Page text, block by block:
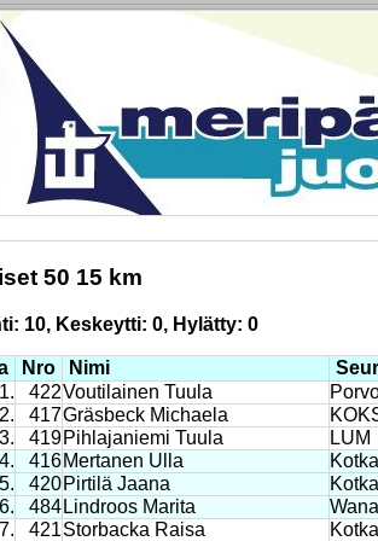
50 15 km
10, Keskeytti: 0, Hylätty: 0
Nro Nimi
1.
422Voutilainen Tuula
2.
417Gräsbeck Michaela
3.
419Pihlajaniemi Tuula
LUM
4.
416Mertanen Ulla
Kotka
5.
420Pirtilä Jaana
Kotka
6.
484 Lindroos Marita
7.
421Storbacka Raisa